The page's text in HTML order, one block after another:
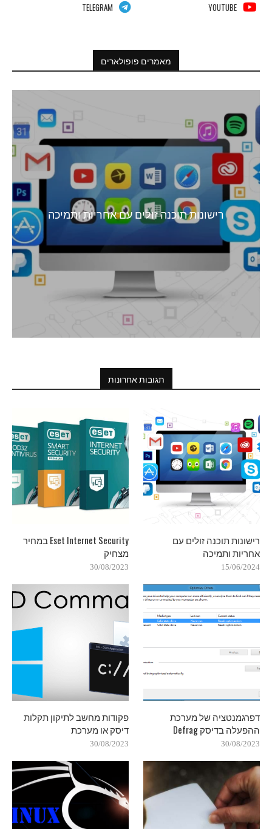
YOUTUBE
TELEGRAM
מאמרים פופולארים
רישונות תוכנה זולים עם אחריות ותמיכה
תגובות אחרונות
רישונות תוכנה זולים עם
אחריות ותמיכה
15/06/2024
Eset Internet Security במחיר
מצחיק
30/08/2023
דפרגמנטציה של מערכת
ההפעלה בדיסק Defrag
30/08/2023
פקודות מחשב לתיקון תקלות
דיסק או מערכת
30/08/2023